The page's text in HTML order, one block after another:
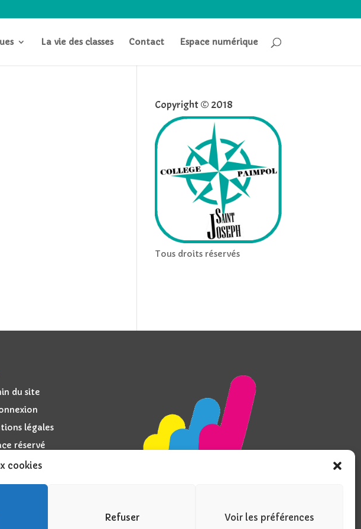
cookies
Refuser Voir les préférences
La vie des classes Contact Espace numérique
Copyright © 2018
Tous droits réservés
du site
légales
réservé